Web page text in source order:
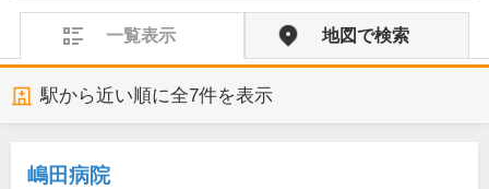
一覧表示 地図で検索
駅から近い順に全7件を表示
嶋田病院